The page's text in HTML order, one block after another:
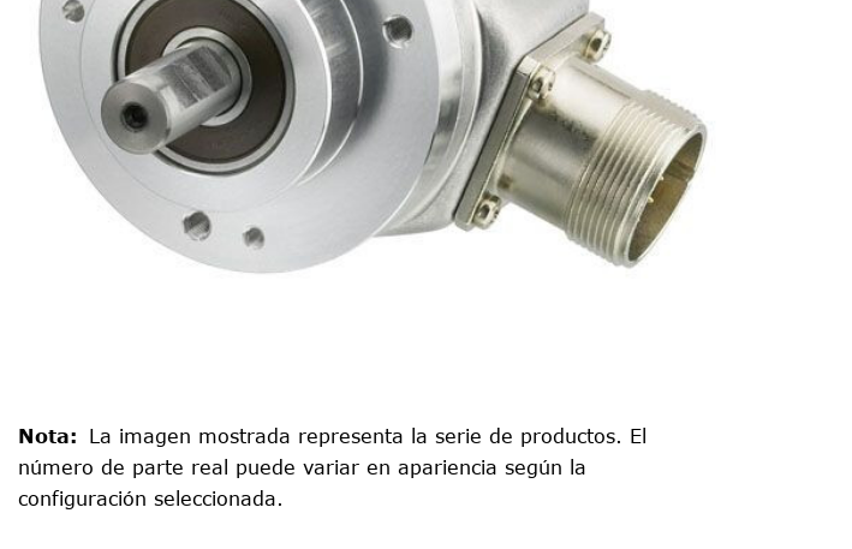
Nota: La imagen mostrada representa la serie de productos. El
número de parte real puede variar en apariencia según la
configuración seleccionada.